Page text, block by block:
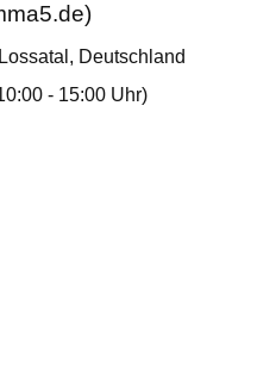
Deutschland
- 15:00 Uhr)